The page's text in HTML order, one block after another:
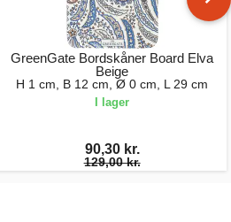
GreenGate Bordskåner Board Elva
Beige
H 1 cm, B 12 cm, Ø 0 cm, L 29 cm
I lager
90,30 kr.
129,00 kr.